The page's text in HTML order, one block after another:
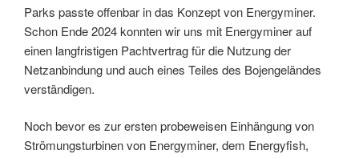
Parks passte offenbar in das Konzept von Energyminer.
Schon Ende 2024 konnten wir uns mit Energyminer auf
einen langfristigen Pachtvertrag für die Nutzung der
Netzanbindung und auch eines Teiles des Bojengeländes
verständigen.
Noch bevor es zur ersten probeweisen Einhängung von
Strömungsturbinen von Energyminer, dem Energyfish,